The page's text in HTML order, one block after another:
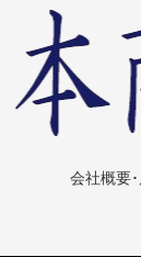
会社概要